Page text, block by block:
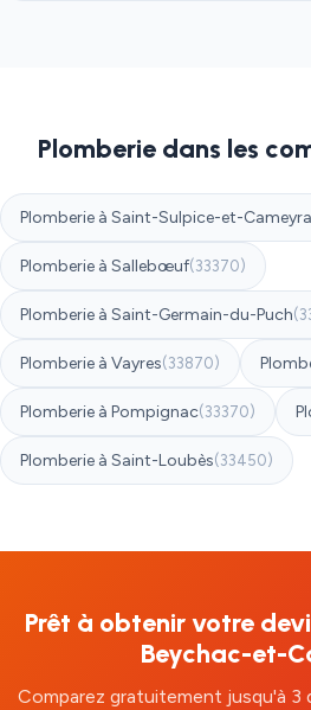
Plomberie dans les
Plomberie à Saint-Sulpice-et-
Plomberie à Sallebœuf(33370)
Plomberie à Saint-Germain-du-Puch
Plomberie à Vayres(33870)
Plomberie à Pompignac(33370)
Plomberie à Saint-Loubès(33450)
Prêt à obtenir votre
Beychac-et-
Comparez gratuitement jusqu'à 3